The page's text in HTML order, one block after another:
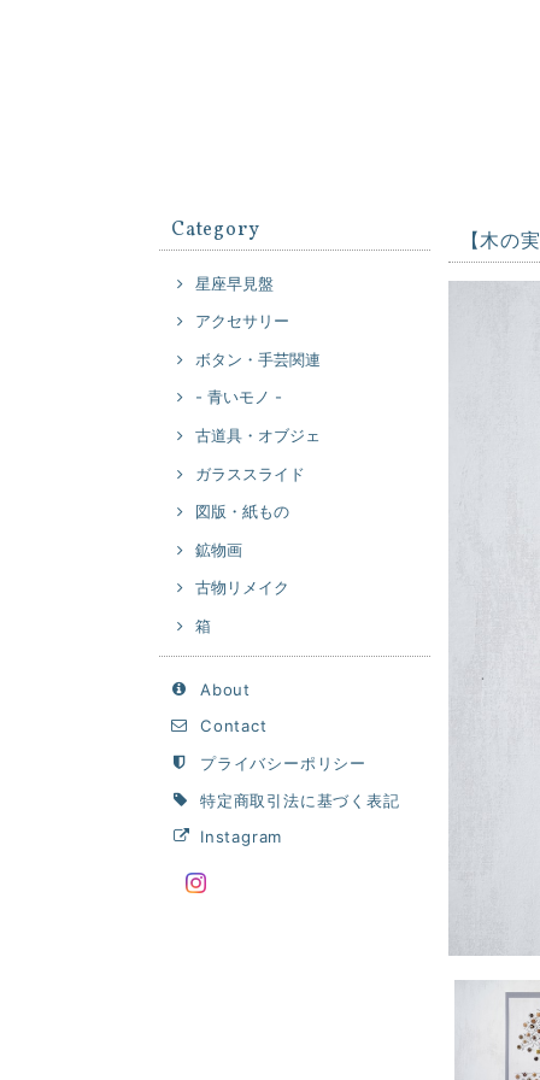
Category
星座早見盤
アクセサリー
ボタン・手芸関連
- 青いモノ -
古道具・オブジェ
ガラススライド
図版・紙もの
鉱物画
古物リメイク
箱
About
Contact
プライバシーポリシー
特定商取引法に基づく表記
Instagram
【木の